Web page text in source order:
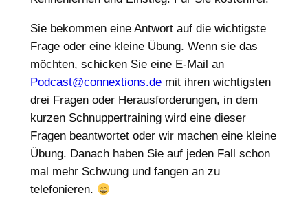
Sie bekommen eine Antwort auf die wichtigste
Frage oder eine kleine Übung. Wenn sie das
möchten, schicken Sie eine E-Mail an
Podcast@connextions.demit ihren wichtigsten
drei Fragen oder Herausforderungen, in dem
kurzen Schnuppertraining wird eine dieser
Fragen beantwortet oder wir machen eine kleine
Übung. Danach haben Sie auf jeden Fall schon
mal mehr Schwung und fangen an zu
telefonieren.